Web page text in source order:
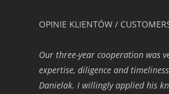
OPINIE KLIENTÓW /
Our three-year cooperation was
expertise, diligence and
Danielak. I willingly applied his